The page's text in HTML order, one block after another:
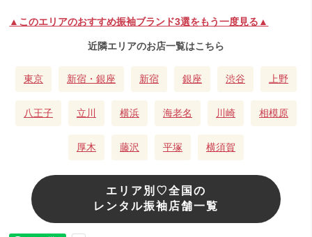
▲このエリアのおすすめ振袖ブランド3選をもう一度見る▲
近隣エリアのお店一覧はこちら
東京 新宿・銀座 新宿 銀座 渋谷 上野
八王子 立川 横浜 海老名 川崎 相模原
厚木 藤沢 平塚 横須賀
エリア別♡全国の
レンタル振袖店舗一覧